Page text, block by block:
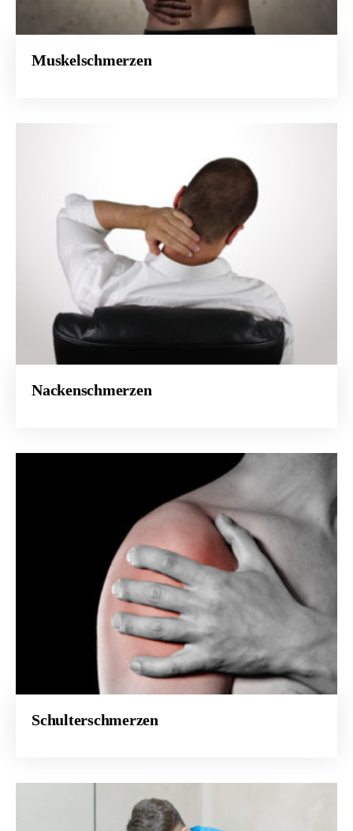
Muskelschmerzen
Nackenschmerzen
Schulterschmerzen